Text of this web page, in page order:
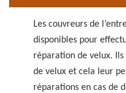
Les couvreurs de
disponibles pour
réparation de velux.
de velux et cela leur
réparations en cas de